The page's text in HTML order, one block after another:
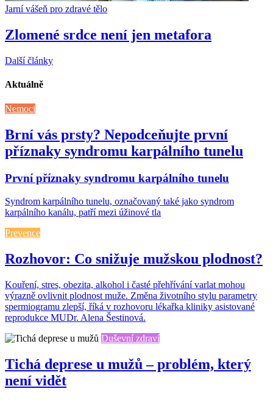
Jarní vášeň pro zdravé tělo
Zlomené srdce není jen metafora
Další články
Aktuálně
Nemoci
Brní vás prsty? Nepodceňujte první
příznaky syndromu karpálního tunelu
První příznaky syndromu karpálního tunelu
Syndrom karpálního tunelu, označovaný také jako syndrom
karpálního kanálu, patří mezi úžinové tla
Prevence
Rozhovor: Co snižuje mužskou plodnost?
Kouření, stres, obezita, alkohol i časté přehřívání varlat mohou
výrazně ovlivnit plodnost muže. Změna životního stylu parametry
spermiogramu zlepší, říká v rozhovoru lékařka kliniky asistované
reprodukce MUDr. Alena Šestinová.
Duševní zdraví
Tichá deprese u mužů – problém, který
není vidět